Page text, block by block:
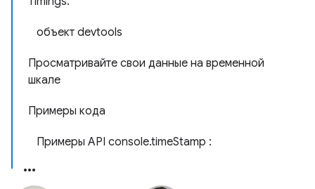
объект devtools
Просматривайте свои данные на временной
шкале
Примеры кода
Примеры API console.timeStamp :